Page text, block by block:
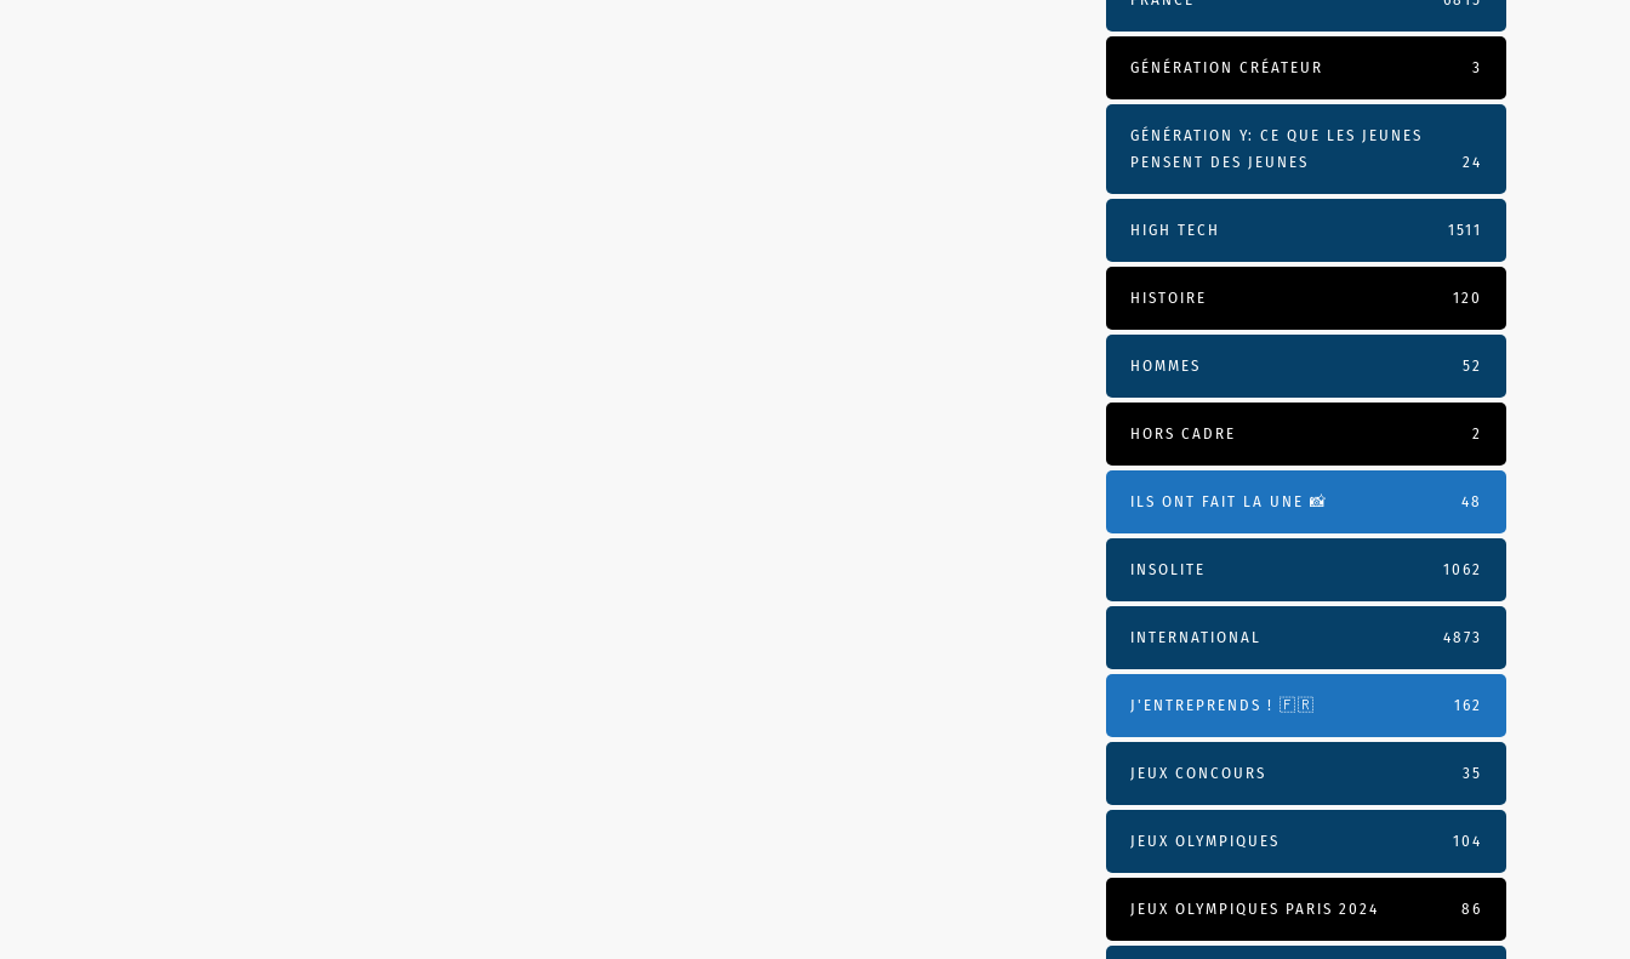
GÉNÉRATION CRÉATEUR 3
GÉNÉRATION Y: CE QUE LES JEUNES
PENSENT DES JEUNES
24
HIGH TECH 1511
HISTOIRE 120
HOMMES 52
HORS CADRE 2
ILS ONT FAIT LA UNE 📸 48
INSOLITE 1062
INTERNATIONAL 4873
J'ENTREPRENDS ! 🇫🇷 162
JEUX CONCOURS 35
JEUX OLYMPIQUES 104
JEUX OLYMPIQUES PARIS 2024 86